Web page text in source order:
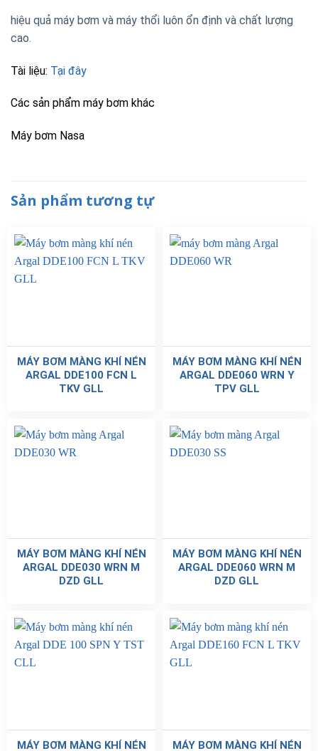
hiệu quả máy bơm và máy thổi luôn ổn định và chất lượng
cao.
Tài liệu: Tại đây
Các sản phẩm máy bơm khác
Máy bơm Nasa
Sản phẩm tương tự
MÁY BƠM MÀNG KHÍ NÉN
ARGAL DDE100 FCN L
TKV GLL
MÁY BƠM MÀNG KHÍ NÉN
ARGAL DDE060 WRN Y
TPV GLL
MÁY BƠM MÀNG KHÍ NÉN
ARGAL DDE030 WRN M
DZD GLL
MÁY BƠM MÀNG KHÍ NÉN
ARGAL DDE060 WRN M
DZD GLL
MÁY BƠM MÀNG KHÍ NÉN
MÁY BƠM MÀNG KHÍ NÉN